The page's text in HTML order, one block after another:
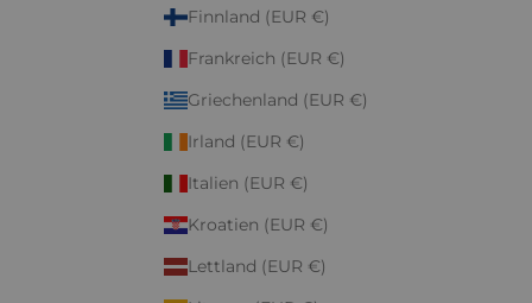
Finnland (EUR €)
Frankreich (EUR €)
Griechenland (EUR €)
Irland (EUR €)
Italien (EUR €)
Kroatien (EUR €)
Lettland (EUR €)